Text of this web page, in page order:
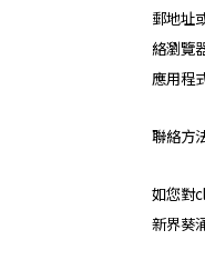
郵地址
絡瀏覽
應用程
聯絡方
如您對
新界葵